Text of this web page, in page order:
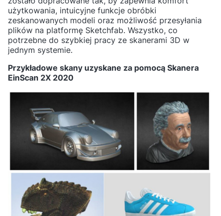
użytkowania, intuicyjne funkcje obróbki
zeskanowanych modeli oraz możliwość przesyłania
plików na platformę Sketchfab. Wszystko, co
potrzebne do szybkiej pracy ze skanerami 3D w
jednym systemie.
Przykładowe skany uzyskane za pomocą Skanera
EinScan 2X 2020